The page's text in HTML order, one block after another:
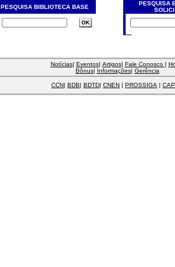
PESQUISA BIBLIOTECA BASE
PESQUISA
Notícias| Eventos| Artigos| Fale Conosco |
Bônus| Informações| Gerência
CCN| BDB| BDTD| CNEN | PROSSIGA |